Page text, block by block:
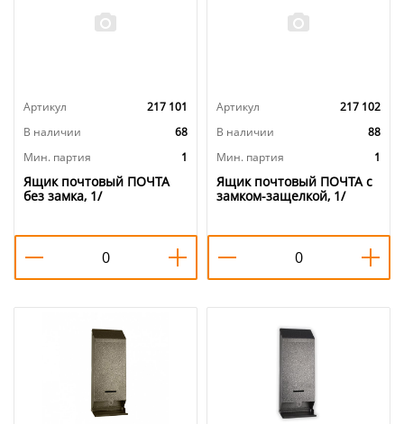
Артикул
217 101
В наличии
68
Мин. партия
1
Ящик почтовый ПОЧТА
без замка, 1/
Артикул
217 102
В наличии
88
Мин. партия
1
Ящик почтовый ПОЧТА с
замком-защелкой, 1/